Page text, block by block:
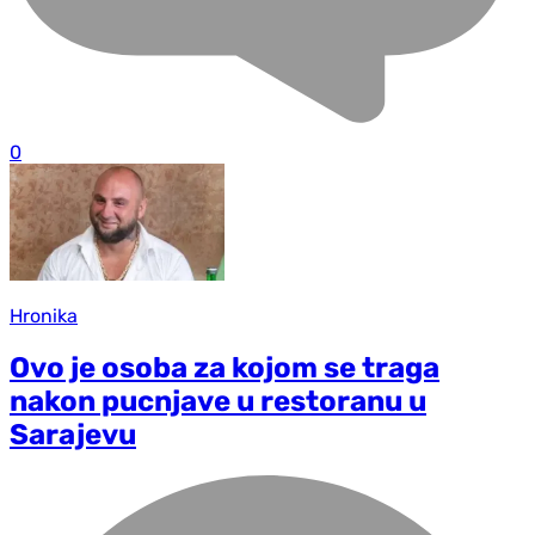
0
Hronika
Ovo je osoba za kojom se traga
nakon pucnjave u restoranu u
Sarajevu